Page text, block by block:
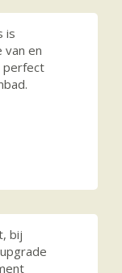
is
van en
perfect
bij